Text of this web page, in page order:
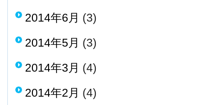
2014年6月 (3)
2014年5月 (3)
2014年3月 (4)
2014年2月 (4)